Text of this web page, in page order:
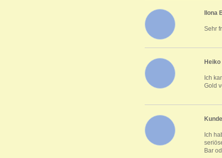
Ilona
Sehr
Heiko
Ich
Gold
Ich
Bar